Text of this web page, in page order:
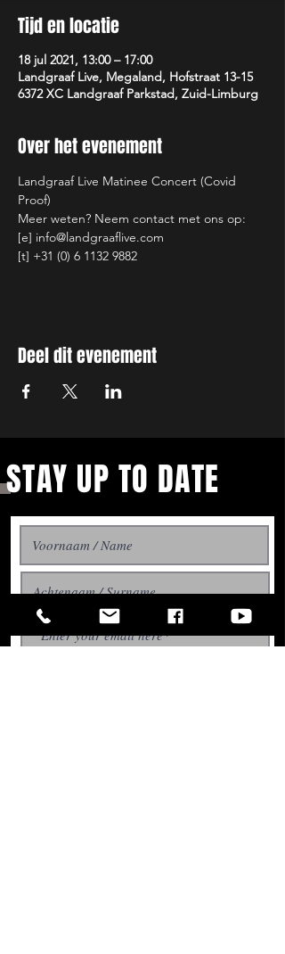
Tijd en locatie
18 jul 2021, 13:00 – 17:00
Landgraaf Live, Megaland, Hofstraat 13-15
6372 XC Landgraaf Parkstad, Zuid-Limburg
Over het evenement
Landgraaf Live Matinee Concert (Covid
Proof)
Meer weten? Neem contact met ons op:
[e] info@landgraaflive.com
[t] +31 (0) 6 1132 9882
Deel dit evenement
STAY UP TO DATE